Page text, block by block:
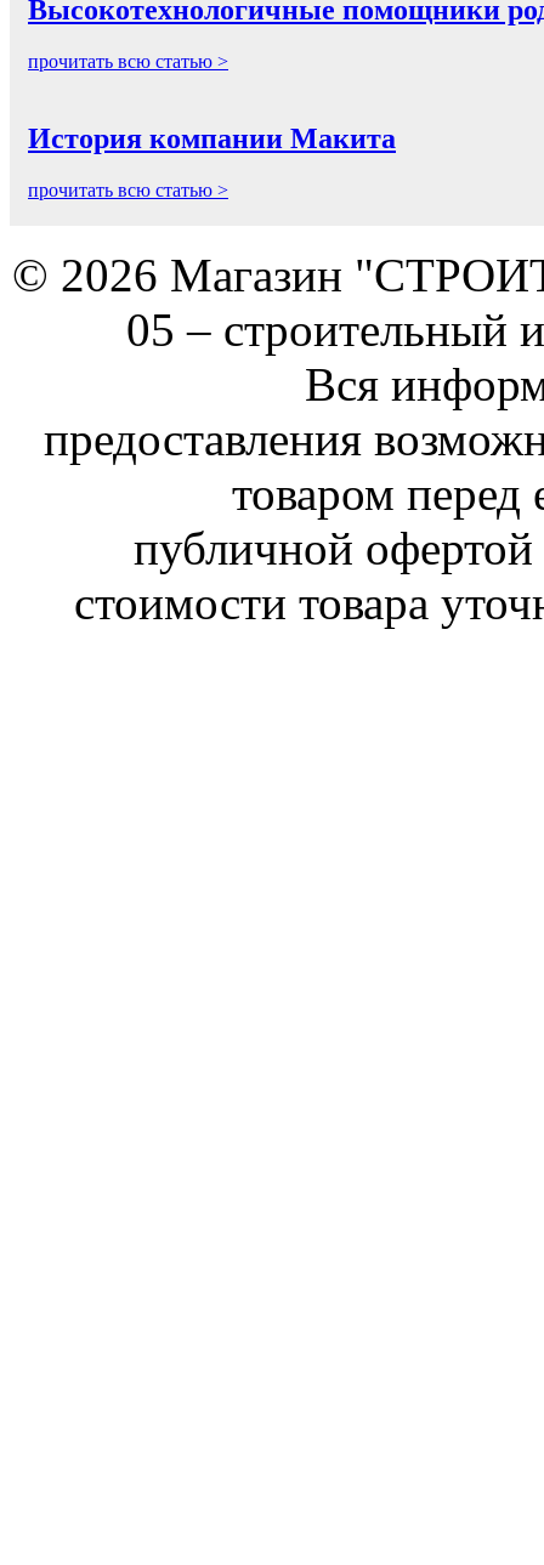
Высокотехнологичные помощники
прочитать всю статью >
История компании Макита
прочитать всю статью >
© 2026 Магазин
05 – строительный
Вся
предоставления
товаром перед
публичной
стоимости товара